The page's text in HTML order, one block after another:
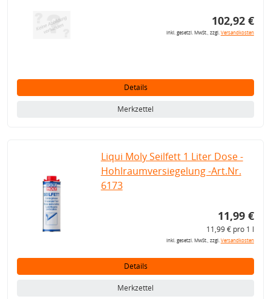
102,92 €
inkl. gesetzl. MwSt., zzgl.Versandkosten
Details
Merkzettel
Liqui Moly Seilfett 1 Liter Dose -
Hohlraumversiegelung -Art.Nr.
6173
11,99 €
11,99 € pro 1 l
inkl. gesetzl. MwSt., zzgl.Versandkosten
Details
Merkzettel